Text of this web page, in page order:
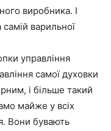
виробника. І
варильної
управління
самої духовки
і більше такий
майже у всіх
Вони бувають